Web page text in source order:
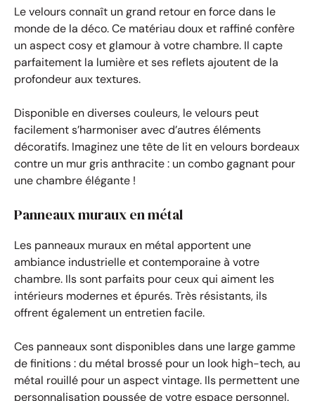
Le velours connaît un grand retour en force dans le
monde de la déco. Ce matériau doux et raffiné confère
un aspect cosy et glamour à votre chambre. Il capte
parfaitement la lumière et ses reflets ajoutent de la
profondeur aux textures.
Disponible en diverses couleurs, le velours peut
facilement s’harmoniser avec d’autres éléments
décoratifs. Imaginez une tête de lit en velours bordeaux
contre un mur gris anthracite : un combo gagnant pour
une chambre élégante !
Panneaux muraux en métal
Les panneaux muraux en métal apportent une
ambiance industrielle et contemporaine à votre
chambre. Ils sont parfaits pour ceux qui aiment les
intérieurs modernes et épurés. Très résistants, ils
offrent également un entretien facile.
Ces panneaux sont disponibles dans une large gamme
de finitions : du métal brossé pour un look high-tech, au
métal rouillé pour un aspect vintage. Ils permettent une
personnalisation poussée de votre espace personnel.